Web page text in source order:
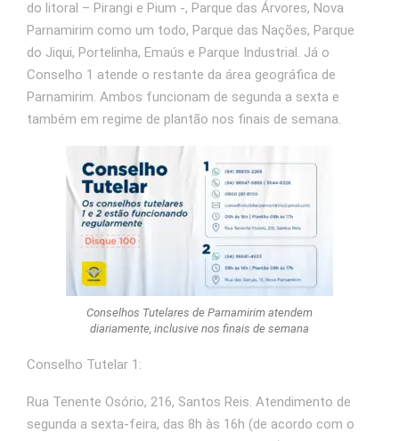
do litoral – Pirangi e Pium -, Parque das Árvores, Nova
Parnamirim como um todo, Parque das Nações, Parque
do Jiqui, Portelinha, Emaús e Parque Industrial. Já o
Conselho 1 atende o restante da área geográfica de
Parnamirim. Ambos funcionam de segunda a sexta e
também em regime de plantão nos finais de semana.
Conselhos Tutelares de Parnamirim atendem
diariamente, inclusive nos finais de semana
Conselho Tutelar 1:
Rua Tenente Osório, 216, Santos Reis. Atendimento de
segunda a sexta-feira, das 8h às 16h (de acordo com o